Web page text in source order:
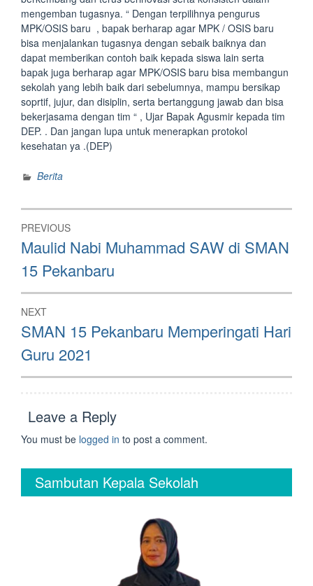
mengemban tugasnya. “ Dengan terpilihnya pengurus
MPK/OSIS baru , bapak berharap agar MPK / OSIS baru
bisa menjalankan tugasnya dengan sebaik baiknya dan
dapat memberikan contoh baik kepada siswa lain serta
bapak juga berharap agar MPK/OSIS baru bisa membangun
sekolah yang lebih baik dari sebelumnya, mampu bersikap
soprtif, jujur, dan disiplin, serta bertanggung jawab dan bisa
bekerjasama dengan tim “ , Ujar Bapak Agusmir kepada tim
DEP. . Dan jangan lupa untuk menerapkan protokol
kesehatan ya .(DEP)
Berita
Post
navigation
PREVIOUS
Previous
post:
Maulid Nabi Muhammad SAW di SMAN
15 Pekanbaru
NEXT
Next
post:
SMAN 15 Pekanbaru Memperingati Hari
Guru 2021
Leave a Reply
You must be logged in to post a comment.
Sambutan Kepala Sekolah